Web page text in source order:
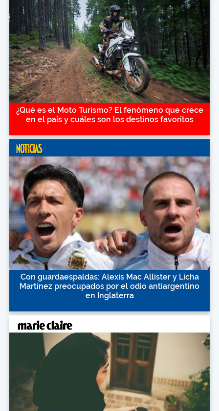
¿Qué es el Moto Turismo? El fenómeno que crece
en el país y cuáles son los destinos favoritos
Con guardaespaldas: Alexis Mac Allister y Licha
Martínez preocupados por el odio antiargentino
en Inglaterra